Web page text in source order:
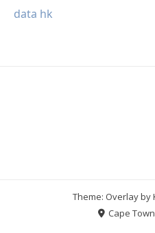
data hk
Theme: Overlay by
Cape